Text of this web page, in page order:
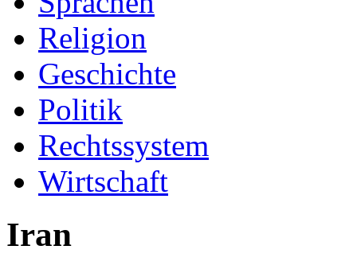
Religion
Geschichte
Politik
Rechtssystem
Wirtschaft
Iran